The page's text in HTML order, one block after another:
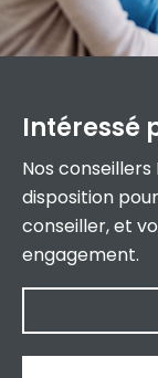
Intéressé
Nos
disposition
conseiller, et
engagement.